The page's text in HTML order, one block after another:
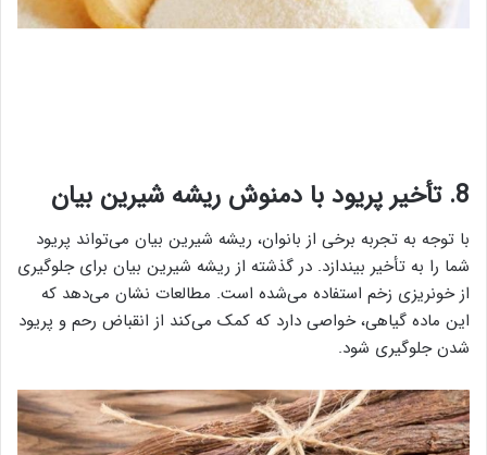
8. تأخیر پریود با دمنوش ریشه شیرین بیان
با توجه به تجربه برخی از بانوان، ریشه شیرین بیان می‌تواند پریود
شما را به تأخیر بیندازد. در گذشته از ریشه شیرین بیان برای جلوگیری
از خونریزی زخم استفاده می‌شده است. مطالعات نشان می‌دهد که
این ماده گیاهی، خواصی دارد که کمک می‌کند از انقباض رحم و پریود
شدن جلوگیری شود.